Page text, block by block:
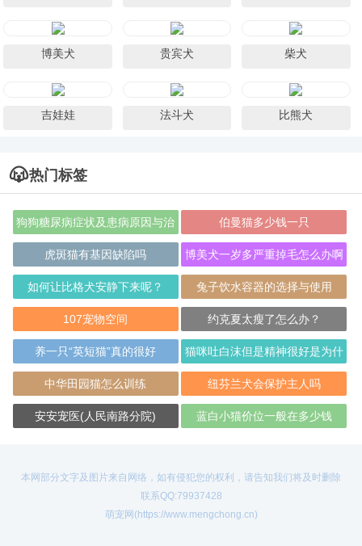
博美犬 贵宾犬 柴犬
吉娃娃 法斗犬 比熊犬
热门标签
狗狗糖尿病症状及患病原因与治
疗方法
伯曼猫多少钱一只
虎斑猫有基因缺陷吗 博美犬一岁多严重掉毛怎么办啊
如何让比格犬安静下来呢？ 兔子饮水容器的选择与使用
107宠物空间 约克夏太瘦了怎么办？
养一只“英短猫”真的很好
猫咪吐白沫但是精神很好是为什
么
中华田园猫怎么训练 纽芬兰犬会保护主人吗
安安宠医(人民南路分院) 蓝白小猫价位一般在多少钱
本网部分文字及图片来自网络，如有侵犯您的权利，请告知我们将及时删除
联系QQ:79937428
萌宠网(https://www.mengchong.cn)